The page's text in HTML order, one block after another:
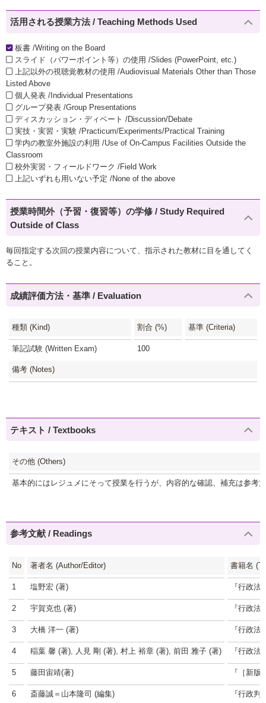
活用される授業方法 / Teaching Methods Used
板書 /Writing on the Board
スライド（パワーポイント等）の使用 /Slides (PowerPoint, etc.)
上記以外の視聴覚教材の使用 /Audiovisual Materials Other than Those
Listed Above
個人発表 /Individual Presentations
グループ発表 /Group Presentations
ディスカッション・ディベート /Discussion/Debate
実技・実習・実験 /Practicum/Experiments/Practical Training
学内の教室外施設の利用 /Use of On-Campus Facilities Outside the
Classroom
校外実習・フィールドワーク /Field Work
上記いずれも用いない予定 /None of the above
授業時間外（予習・復習等）の学修 / Study Required
Outside of Class
毎回指定する次回の授業内容について、指示された教材に目を通してく
ること。
成績評価方法・基準 / Evaluation
種類 (Kind) 割合 (%) 基準 (Criteria)
筆記試験 (Written Exam) 100
備考 (Notes)
テキスト / Textbooks
その他 (Others)
基本的にはレジュメにそって授業を行うが、内容的な確認、補充は参
参考文献 / Readings
No 著者名 (Author/Editor) 書籍名
1 塩野宏 (著) 『行政
2 宇賀克也 (著) 『行政
3 大橋 洋一 (著) 『行政
4 稲葉 馨 (著), 人見 剛 (著), 村上 裕章 (著), 前田 雅子 (著) 『行政
5 藤田宙靖(著) 『［新
6 斎藤誠＝山本隆司 (編集) 『行政